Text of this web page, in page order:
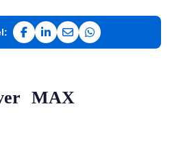
Deel op Facebook
Deel op LinkedIn
Deel via e-mail
Deel via
MAX